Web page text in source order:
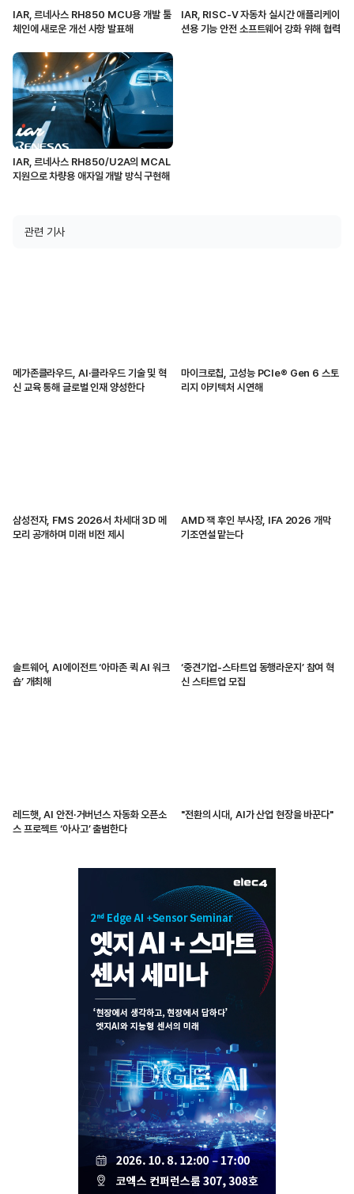
IAR, 르네사스 RH850 MCU용 개발 툴
체인에 새로운 개선 사항 발표해
IAR, RISC-V 자동차 실시간 애플리케이
션용 기능 안전 소프트웨어 강화 위해 협력
IAR, 르네사스 RH850/U2A의 MCAL
지원으로 차량용 애자일 개발 방식 구현해
관련 기사
메가존클라우드, AI·클라우드 기술 및 혁
신 교육 통해 글로벌 인재 양성한다
마이크로칩, 고성능 PCIe® Gen 6 스토
리지 아키텍처 시연해
삼성전자, FMS 2026서 차세대 3D 메
모리 공개하며 미래 비전 제시
AMD 잭 후인 부사장, IFA 2026 개막
기조연설 맡는다
솔트웨어, AI에이전트 ‘아마존 퀵 AI 워크
숍’ 개최해
‘중견기업-스타트업 동행라운지’ 참여 혁
신 스타트업 모집
레드햇, AI 안전·거버넌스 자동화 오픈소
스 프로젝트 ‘아사고’ 출범한다
"전환의 시대, AI가 산업 현장을 바꾼다"